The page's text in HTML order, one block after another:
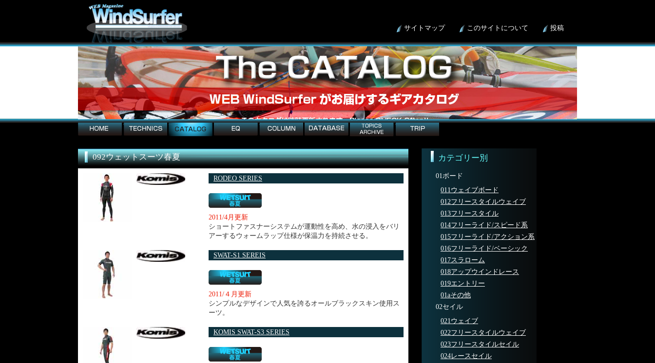
サイトマップ このサイトについて 投稿
technics catalog column topicArchive trip
092ウェットスーツ春夏
RODEO SERIES
2011/4月更新
ショートファスナーシステムが運動性を高め、水の浸入をバリ
アーするウォームラップ仕様が保温力を持続させる。
SWAT-S1 SEREIS
2011/４月更新
シンプルなデザインで人気を誇るオールブラックスキン使用ス
ーツ。
KOMIS SWAT-S3 SERIES
カテゴリー別
01ボード
011ウェイブボード
012フリースタイルウェイブ
013フリースタイル
014フリーライド/スピード系
015フリーライド/アクション系
016フリーライド/ベーシック
017スラローム
018アップウインドレース
019エントリー
01aその他
02セイル
021ウェイブ
022フリースタイルウェイブ
023フリースタイルセイル
024レースセイル